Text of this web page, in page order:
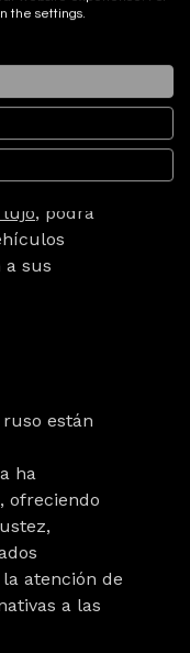
mayor
entre
convierte
quienes
con el
lujo, podrá
a sus
están
ha
ofreciendo
atención de
a las
the settings.